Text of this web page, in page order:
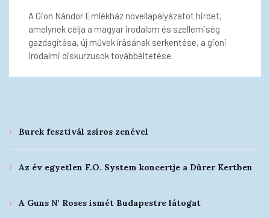
A Gion Nándor Emlékház novellapályázatot hirdet,
amelynek célja a magyar irodalom és szellemiség
gazdagítása, új művek írásának serkentése, a gioni
irodalmi diskurzusok továbbéltetése.
Burek fesztivál zsíros zenével
Az év egyetlen F.O. System koncertje a Dürer Kertben
A Guns N’ Roses ismét Budapestre látogat